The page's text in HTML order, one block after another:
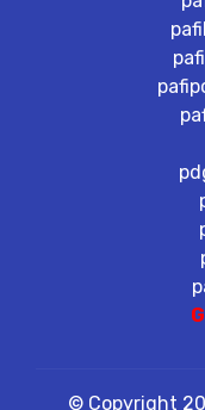
© Copyright